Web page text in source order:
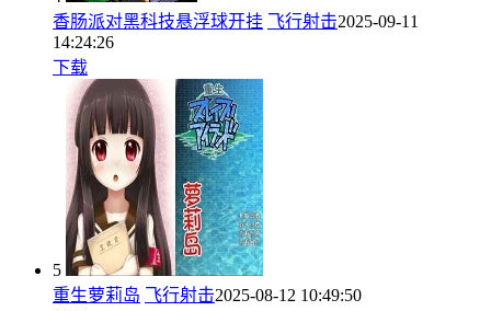
香肠派对黑科技悬浮球开挂 飞行射击2025-09-11
14:24:26
下载
5
重生萝莉岛 飞行射击2025-08-12 10:49:50